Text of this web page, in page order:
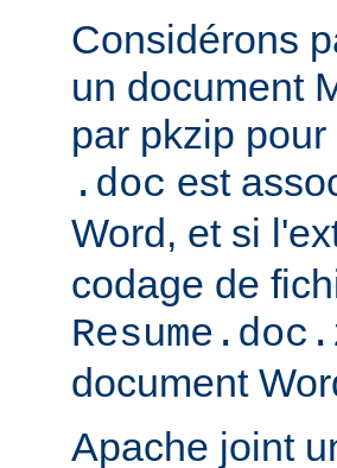
Considérons
un document
par pkzip
.doc est
Word, et si
codage de
document
Apache joint